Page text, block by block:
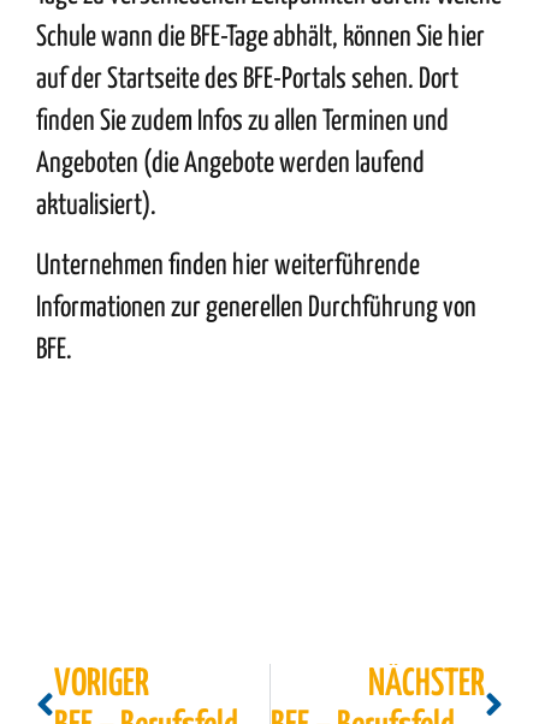
Schule wann die BFE-Tage abhält, können Sie hier
auf der Startseite des BFE-Portals sehen. Dort
finden Sie zudem Infos zu allen Terminen und
Angeboten (die Angebote werden laufend
aktualisiert).
Unternehmen finden hierweiterführende
Informationen zur generellen Durchführung von
BFE.
VORIGER
NÄCHSTER